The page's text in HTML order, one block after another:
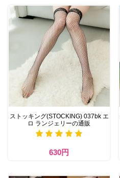
ストッキング(STOCKING) 037bk エ
ロ ランジェリーの通販
630円